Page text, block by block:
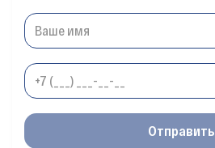
Отправить